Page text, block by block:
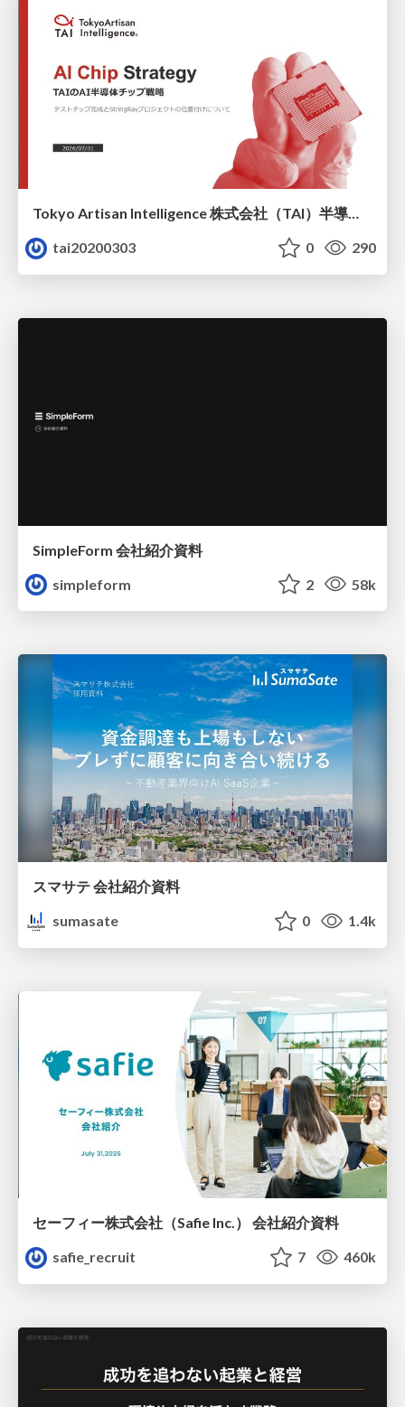
Tokyo Artisan Intelligence 株式会社（TAI）半導体戦略_最新版
tai20200303
0 290
SimpleForm 会社紹介資料
simpleform
2 58k
スマサテ 会社紹介資料
sumasate
0 1.4k
セーフィー株式会社（Safie Inc.） 会社紹介資料
safie_recruit
7 460k